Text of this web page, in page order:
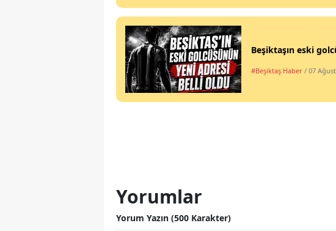
Beşiktaşın eski
#Beşiktaş Haber / 07
Yorumlar
Yorum Yazın (500 Karakter)